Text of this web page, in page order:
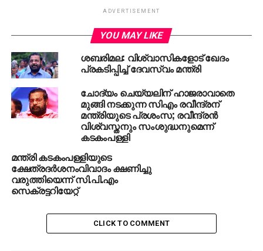
ശ്രദ്ധക്കുറവുണ്ടായെന്നു കടകംപള്ളിയും സമിതിയില്‍
RELATED TOPICS: KADAKAM PALLI
UP NEXT
യു.പി തെരഞ്ഞെടുപ്പ്; വാജ്‌പെയ്‌യുടെ പേര്
വോട്ടര്‍ പട്ടികയില്‍ നിന്നും നീക്കി
പൂജാരിയും ഭാര്യയും കാമുകനെ കൊന്ന്
കത്തിച്ചു
ADVERTISEMENT
YOU MAY LIKE
ശബരിമല: വിശ്വാസികളോട് ഖേദം
പ്രകടിപ്പിച്ച് ദേവസ്വം മന്ത്രി
ചോദ്യം ചെയ്യലിന് ഹാജരാവാതെ
മുങ്ങി നടക്കുന്ന സിഎം രവീന്ദ്രന്
മന്ത്രിയുടെ പ്രശംസ; രവീന്ദ്രന്‍
വിശ്വസ്തനും സംശുദ്ധനുമെന്ന്
കടകംപള്ളി
മന്ത്രി കടകംപള്ളിയുടെ
ക്ഷേത്രദര്‍ശനംവിവാദം ക്ഷണിച്ചു
വരുത്തിയെന്ന് സി.പി.എം
സെക്രട്ടറിയേറ്റ്
CLICK TO COMMENT